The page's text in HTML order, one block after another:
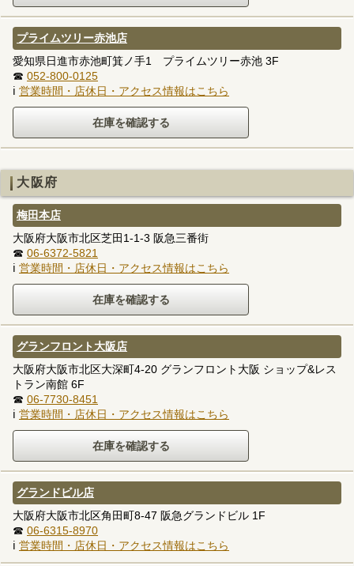
プライムツリー赤池店
愛知県日進市赤池町箕ノ手1 プライムツリー赤池 3F
☎ 052-800-0125
ℹ 営業時間・店休日・アクセス情報はこちら
大阪府
梅田本店
大阪府大阪市北区芝田1-1-3 阪急三番街
☎ 06-6372-5821
ℹ 営業時間・店休日・アクセス情報はこちら
グランフロント大阪店
大阪府大阪市北区大深町4-20 グランフロント大阪 ショップ&レス
トラン南館 6F
☎ 06-7730-8451
ℹ 営業時間・店休日・アクセス情報はこちら
グランドビル店
大阪府大阪市北区角田町8-47 阪急グランドビル 1F
☎ 06-6315-8970
ℹ 営業時間・店休日・アクセス情報はこちら